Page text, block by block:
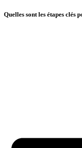
Quelles sont les étapes clés